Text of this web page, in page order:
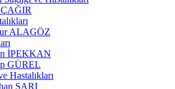
ALAGÖZ
İPEKKAN
GÜREL
Hastalıkları
SARI